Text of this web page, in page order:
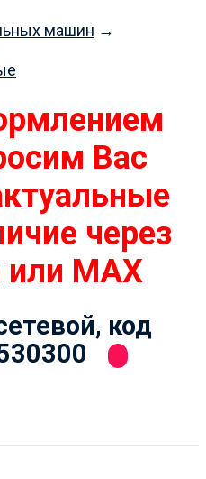
машин →
Вас
через
или MAX
код